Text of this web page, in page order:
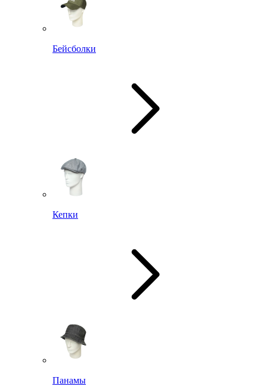
Бейсболки
Кепки
Панамы